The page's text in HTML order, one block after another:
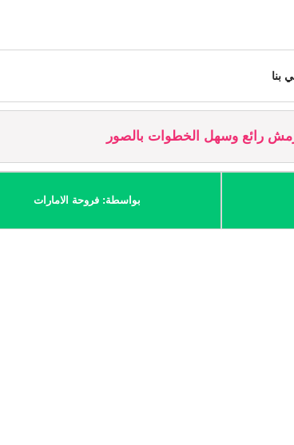
بنا
رائع وسهل الخطوات بالصور
بواسطة: فروحة الامارات